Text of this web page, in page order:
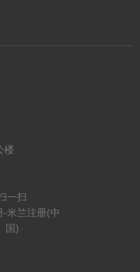
楼
一扫
-米兰注册(中
国)